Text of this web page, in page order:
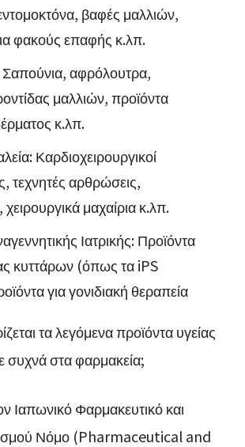
βαφές μαλλιών,
φακούς επαφής κ.λπ.
Σαπούνια, αφρόλουτρα,
μαλλιών, προϊόντα
κ.λπ.
Καρδιοχειρουργικοί
τεχνητές αρθρώσεις,
μαχαίρια κ.λπ.
Ιατρικής: Προϊόντα
κυττάρων (όπως τα iPS
για γονιδιακή θεραπεία
τα λεγόμενα προϊόντα υγείας
συχνά στα φαρμακεία;
Ιαπωνικό Φαρμακευτικό και
Νόμο (Pharmaceutical and